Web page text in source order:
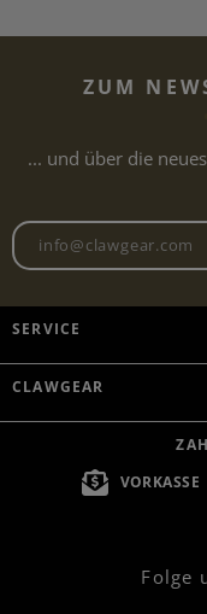
ZUM
... und über die
SERVICE
CLAWGEAR
VORKASSE
Folge